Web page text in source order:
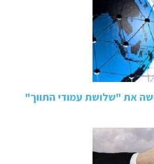
את "שלושת עמודי התווך"